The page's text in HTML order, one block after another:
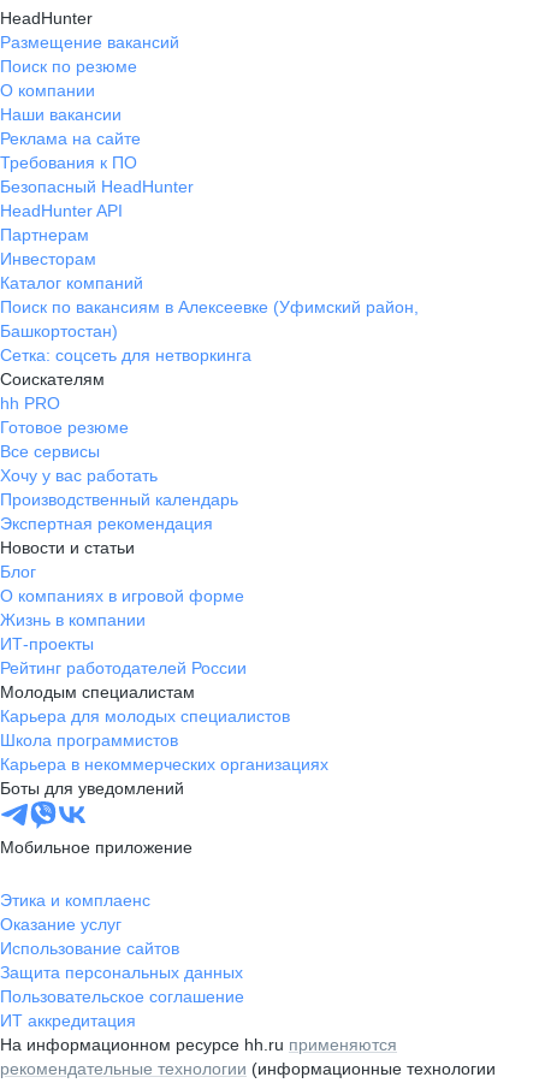
HeadHunter
Размещение вакансий
Поиск по резюме
О компании
Наши вакансии
Реклама на сайте
Требования к ПО
Безопасный HeadHunter
HeadHunter API
Партнерам
Инвесторам
Каталог компаний
Поиск по вакансиям в Алексеевке (Уфимский район,
Башкортостан)
Сетка: соцсеть для нетворкинга
Соискателям
hh PRO
Готовое резюме
Все сервисы
Хочу у вас работать
Производственный календарь
Экспертная рекомендация
Новости и статьи
Блог
О компаниях в игровой форме
Жизнь в компании
ИТ-проекты
Рейтинг работодателей России
Молодым специалистам
Карьера для молодых специалистов
Школа программистов
Карьера в некоммерческих организациях
Боты для уведомлений
Мобильное приложение
Этика и комплаенс
Оказание услуг
Использование сайтов
Защита персональных данных
Пользовательское соглашение
ИТ аккредитация
На информационном ресурсе hh.ru применяются
рекомендательные технологии (информационные технологии